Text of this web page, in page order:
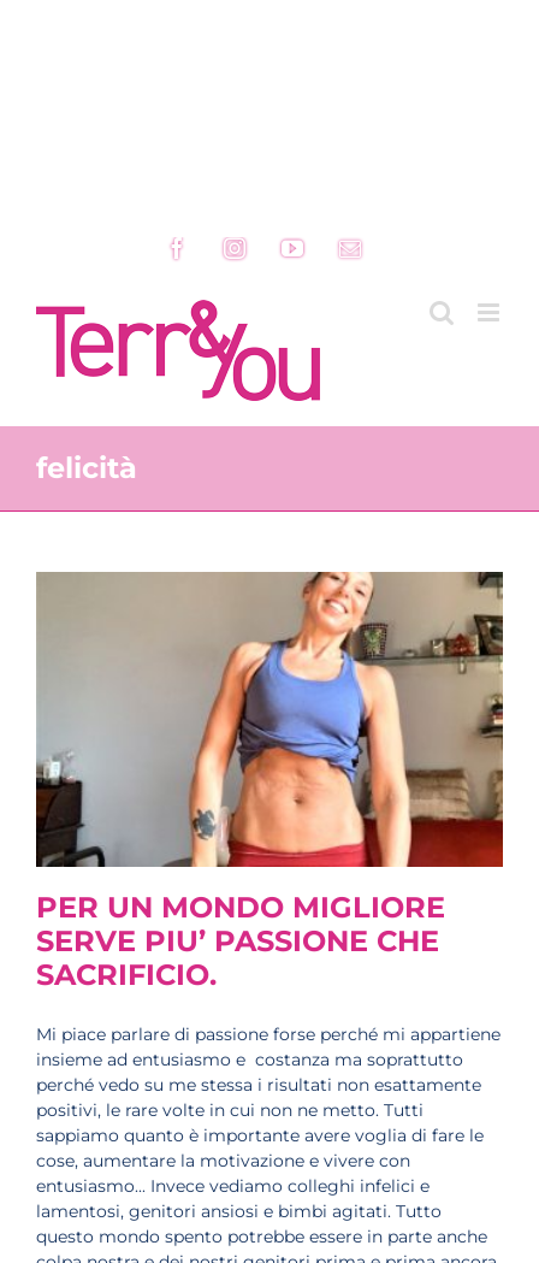
FacebookInstagramYouTubeEmail
felicità
PER UN MONDO MIGLIORE
SERVE PIU’ PASSIONE CHE
SACRIFICIO.
Mi piace parlare di passione forse perché mi appartiene
insieme ad entusiasmo e costanza ma soprattutto
perché vedo su me stessa i risultati non esattamente
positivi, le rare volte in cui non ne metto. Tutti
sappiamo quanto è importante avere voglia di fare le
cose, aumentare la motivazione e vivere con
entusiasmo... Invece vediamo colleghi infelici e
lamentosi, genitori ansiosi e bimbi agitati. Tutto
questo mondo spento potrebbe essere in parte anche